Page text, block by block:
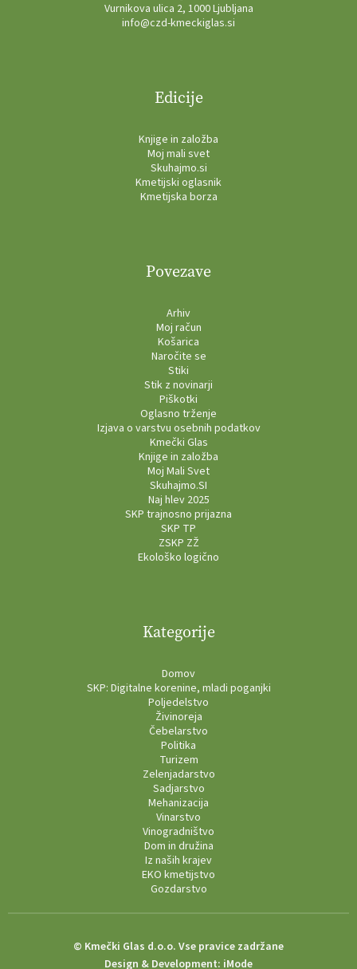
Vurnikova ulica 2, 1000 Ljubljana
info@czd-kmeckiglas.si
Edicije
Knjige in založba
Moj mali svet
Skuhajmo.si
Kmetijski oglasnik
Kmetijska borza
Povezave
Arhiv
Moj račun
Košarica
Naročite se
Stiki
Stik z novinarji
Piškotki
Oglasno trženje
Izjava o varstvu osebnih podatkov
Kmečki Glas
Knjige in založba
Moj Mali Svet
Skuhajmo.SI
Naj hlev 2025
SKP trajnosno prijazna
SKP TP
ZSKP ZŽ
Ekološko logično
Kategorije
Domov
SKP: Digitalne korenine, mladi poganjki
Poljedelstvo
Živinoreja
Čebelarstvo
Politika
Turizem
Zelenjadarstvo
Sadjarstvo
Mehanizacija
Vinarstvo
Vinogradništvo
Dom in družina
Iz naših krajev
EKO kmetijstvo
Gozdarstvo
© Kmečki Glas d.o.o. Vse pravice zadržane
Design & Development: iMode